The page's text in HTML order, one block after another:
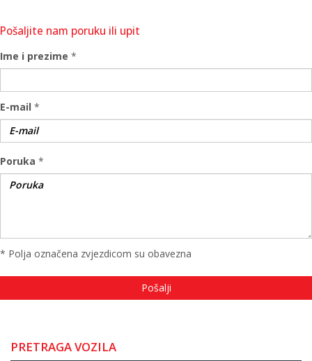
Pošaljite nam poruku ili upit
Ime i prezime *
E-mail *
Poruka *
* Polja označena zvjezdicom su obavezna
PRETRAGA VOZILA